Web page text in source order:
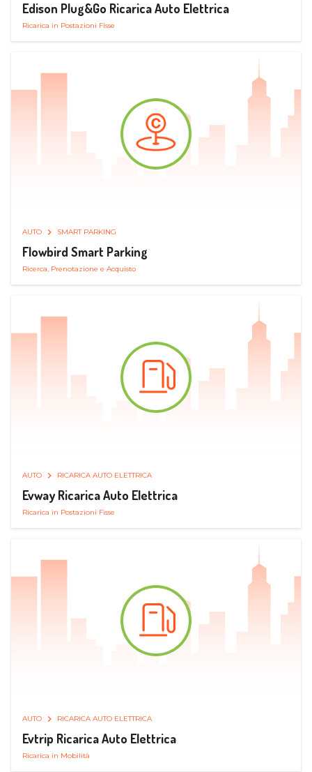
Edison Plug&Go Ricarica Auto Elettrica
Ricarica in Postazioni Fisse
AUTO SMART PARKING
Flowbird Smart Parking
Ricerca, Prenotazione e Acquisto
AUTO RICARICA AUTO ELETTRICA
Evway Ricarica Auto Elettrica
Ricarica in Postazioni Fisse
AUTO RICARICA AUTO ELETTRICA
Evtrip Ricarica Auto Elettrica
Ricarica in Mobilità